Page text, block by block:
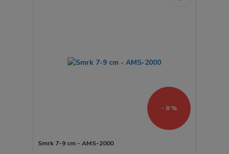
- 8 %
Smrk 7-9 cm - AMS-2000